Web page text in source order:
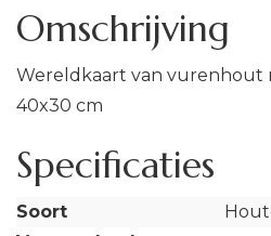
Omschrijving
Wereldkaart van vurenhout
40x30 cm
Specificaties
Soort